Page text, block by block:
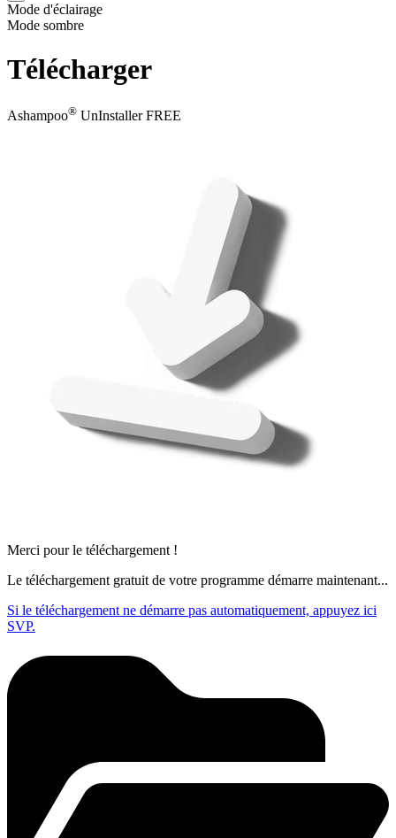
Mode d'éclairage
Mode sombre
Télécharger
Ashampoo® UnInstaller FREE
Merci pour le téléchargement !
Le téléchargement gratuit de votre programme démarre maintenant...
Si le téléchargement ne démarre pas automatiquement, appuyez ici
SVP.